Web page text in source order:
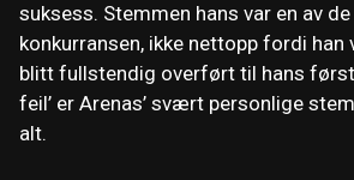
suksess. Stemmen hans var en av
konkurransen, ikke nettopp fordi han
blitt fullstendig overført til hans
feil’ er Arenas’ svært personlige
alt.